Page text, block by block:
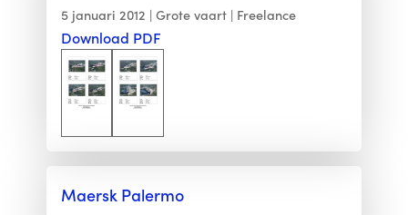
5 januari 2012 Grote vaart Freelance
Download PDF
Maersk Palermo